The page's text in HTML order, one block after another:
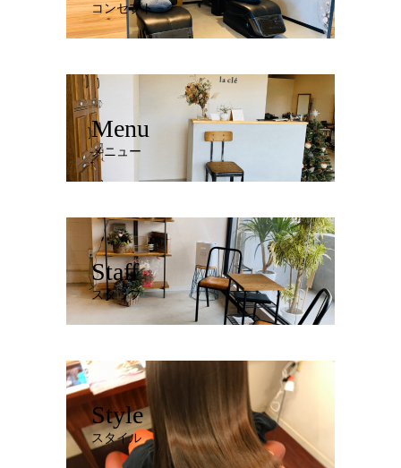
コンセプト
Menu
メニュー
Staff
スタッフ
Style
スタイル